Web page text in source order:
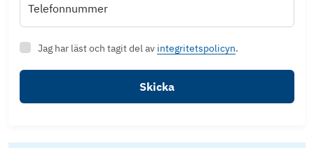
Telefonnummer
Jag har läst och tagit del av integritetspolicyn.
Skicka